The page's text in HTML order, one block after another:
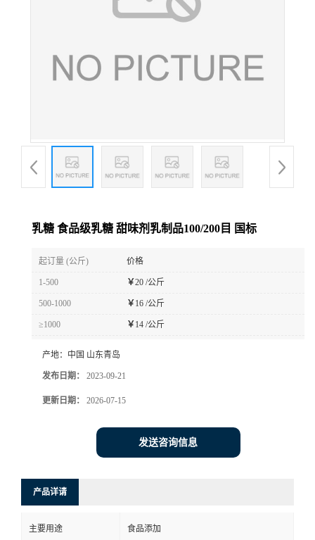
乳糖 食品级乳糖 甜味剂乳制品100/200目 国标
起订量 (公斤) 价格
1-500 ￥20 /公斤
500-1000 ￥ 16 /公斤
≥1000 ￥ 14 /公斤
产地： 中国 山东青岛
发布日期： 2023-09-21
更新日期： 2026-07-15
发送咨询信息
产品详请
主要用途 食品添加